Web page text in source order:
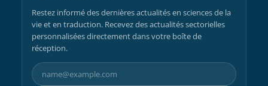
Restez informé des dernières actualités en sciences de la
vie et en traduction. Recevez des actualités sectorielles
personnalisées directement dans votre boîte de
réception.